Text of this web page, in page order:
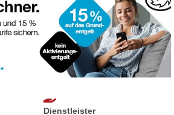
Dienstleister